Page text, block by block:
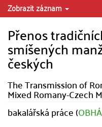
Zobrazit záznam
Přenos
smíšených
českých
The Transmission of
Mixed Romany-Czech
bakalářská práce (